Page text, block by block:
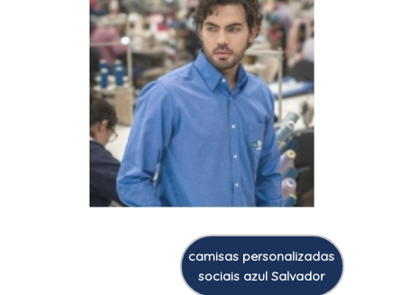
camisas personalizadas
sociais azul Salvador